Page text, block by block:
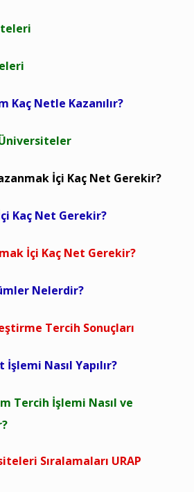
Kaç Netle Kazanılır?
İçi Kaç Net Gerekir?
Kaç Net Gerekir?
İçi Kaç Net Gerekir?
Nelerdir?
Tercih Sonuçları
Nasıl Yapılır?
Tercih İşlemi Nasıl ve
Sıralamaları URAP